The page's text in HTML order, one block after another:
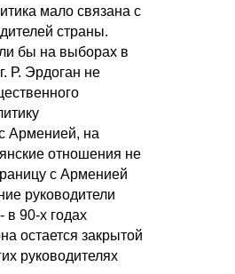
мало связана с
страны.
бы на выборах в
Р. Эрдоган не
Арменией, на
отношения не
с Арменией
руководители
в 90-х годах
остается закрытой
руководителях